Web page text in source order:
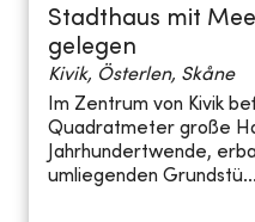
Stadthaus mit
gelegen
Kivik, Österlen, Skåne
Im Zentrum von Kivik
Quadratmeter große
Jahrhundertwende,
umliegenden Grundstü...